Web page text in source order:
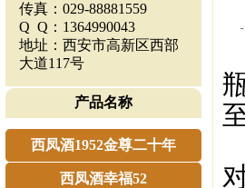
传真：029-88881559
Q Q：1364990043
地址：西安市高新区西部
大道117号
产品名称
西凤酒1952金尊二十年
西凤酒幸福52